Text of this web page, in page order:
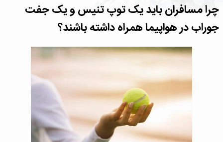
چرا مسافران باید یک توپ تنیس و یک جفت
جوراب در هواپیما همراه داشته باشند؟